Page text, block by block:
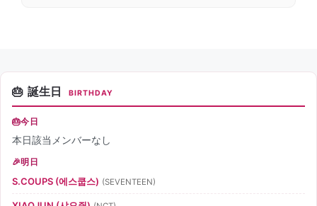
誕生日 BIRTHDAY
今日
本日該当メンバーなし
明日
S.COUPS (에스쿱스) (SEVENTEEN)